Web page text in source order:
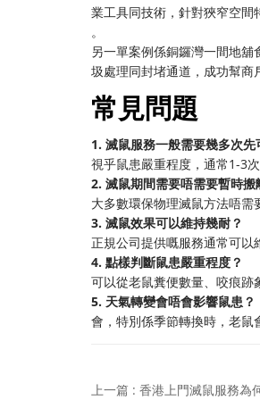
業工具同技術，針對狹窄空
。
另一單案例係銅鑼灣一間地
圾處理同封堵通道，成功幫商
常見問題
1. 滅鼠服務一般需要幾多次先
視乎鼠患嚴重程度，通常1-3
2. 滅鼠期間需要唔需要暫時搬
大多數環保物理滅鼠方法唔需
3. 滅鼠效果可以維持幾耐？
正規公司提供嘅服務通常可以
4. 點樣判斷鼠患嚴重程度？
可以從老鼠糞便數量、咬痕跡
5. 天氣轉變會唔會影響鼠患？
會，特別係季節轉換時，老鼠
上一篇 : 香港上門滅鼠服務為